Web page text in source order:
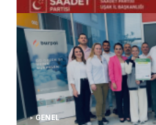
Alaattin Karahan tarafından 14/07/
GENEL